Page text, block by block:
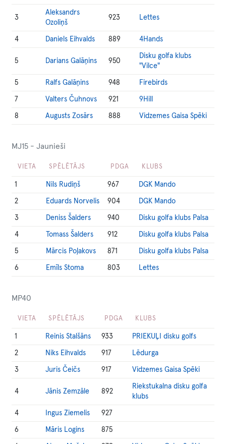
3
Aleksandrs
Ozoliņš
923 Lettes
4 Daniels Eihvalds 889 4Hands
5 Darians Galāņins 950
Disku golfa klubs
"Vilce"
5 Ralfs Galāņins 948 Firebirds
7 Valters Čuhnovs 921 9Hill
8 Augusts Zosārs 888 Vidzemes Gaisa Spēki
MJ15 - Jaunieši
VIETA SPĒLĒTĀJS PDGA KLUBS
1 Nils Rudiņš 967 DGK Mando
2 Eduards Norvelis 904 DGK Mando
3 Deniss Šalders 940 Disku golfa klubs Palsa
4 Tomass Šalders 912 Disku golfa klubs Palsa
5 Mārcis Poļakovs 871 Disku golfa klubs Palsa
6 Emīls Stoma 803 Lettes
MP40
VIETA SPĒLĒTĀJS PDGA KLUBS
1 Reinis Stalšāns 933 PRIEKUĻI disku golfs
2 Niks Eihvalds 917 Lēdurga
3 Juris Čeičs 917 Vidzemes Gaisa Spēki
4 Jānis Zemzāle 892
Riekstukalna disku golfa
klubs
4 Ingus Ziemelis 927
6 Māris Logins 875